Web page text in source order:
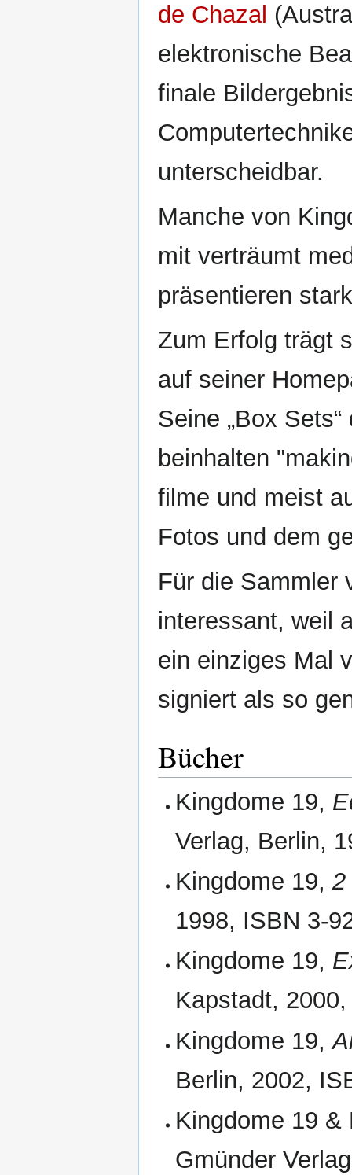
de Chazal
elektronische
finale
unterscheidbar.
Manche von
mit verträumt
präsentieren
Zum Erfolg trägt
auf seiner
Seine „Box
beinhalten
filme und meist
Fotos und dem
Für die Sammler
interessant, weil
ein einziges Mal
signiert als so
Bücher
Kingdome 19,
Verlag, Berlin,
Kingdome 19,2
1998, ISBN 3-
Kingdome 19,
Kapstadt,
Kingdome 19,
Berlin, 2002,
Kingdome 19
Gmünder